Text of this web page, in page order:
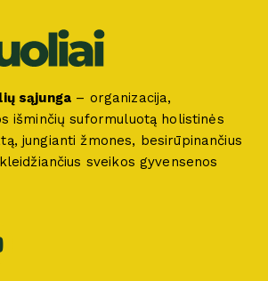
sąjunga – organizacija,
išminčių suformuluotą holistinės
jungianti žmones, besirūpinančius
sveikos gyvensenos